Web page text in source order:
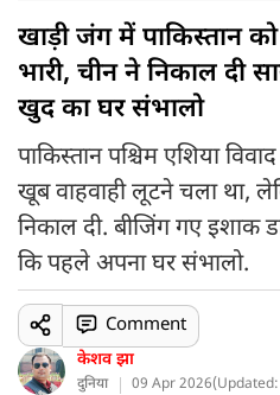
खाड़ी जंग में पाकिस्तान
भारी, चीन ने निकाल दी
खुद का घर संभालो
पाकिस्तान पश्चिम एशिया
खूब वाहवाही लूटने चला था,
निकाल दी. बीजिंग गए इशाक
कि पहले अपना घर संभालो.
केशव झा
दुनिया 09 Apr 2026(
Comment